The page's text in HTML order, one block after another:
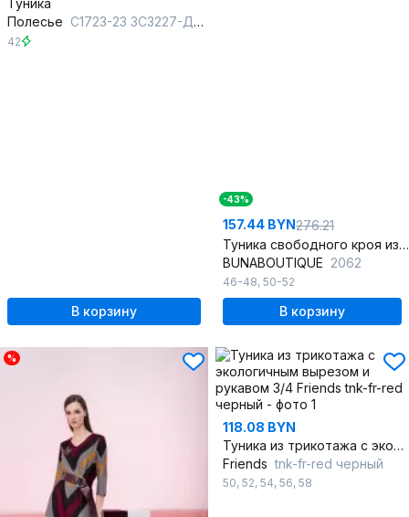
Туника
Полесье С1723-23 3С3227-Д43 158,164 глубокий черный
42
В корзину
-43%
157.44 BYN276.21
Туника свободного кроя из футера с вырезом лодочка и длинным рукавом
BUNABOUTIQUE 2062
46-48, 50-52
В корзину
%
118.08 BYN
Туника из трикотажа с экологичным вырезом и рукавом 3/4
Friends tnk-fr-red черный
50, 52, 54, 56, 58